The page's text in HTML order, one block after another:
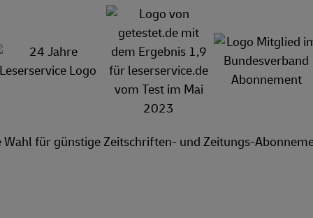
Wahl für günstige Zeitschriften- und Zeitungs-